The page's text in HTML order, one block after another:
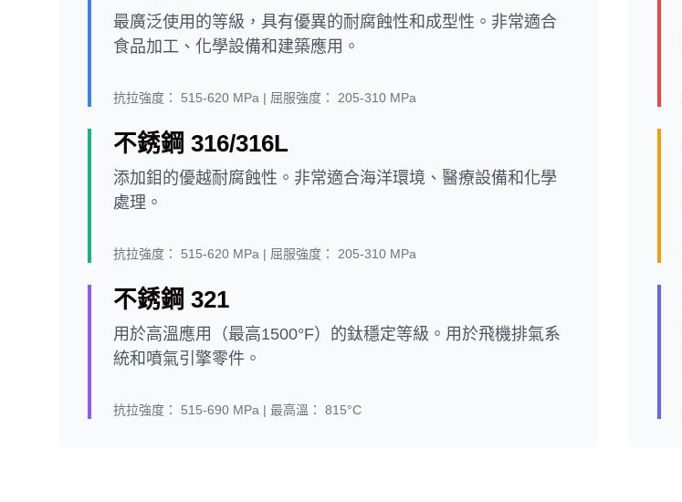
最廣泛使用的等級，具有優異的耐腐蝕性和成型性。非常適合
食品加工、化學設備和建築應用。
抗拉強度： 515-620 MPa | 屈服強度： 205-310 MPa
不銹鋼 316/316L
添加鉬的優越耐腐蝕性。非常適合海洋環境、醫療設備和化學
處理。
抗拉強度： 515-620 MPa | 屈服強度： 205-310 MPa
不銹鋼 321
用於高溫應用（最高1500°F）的鈦穩定等級。用於飛機排氣系
統和噴氣引擎零件。
抗拉強度： 515-690 MPa | 最高溫： 815°C